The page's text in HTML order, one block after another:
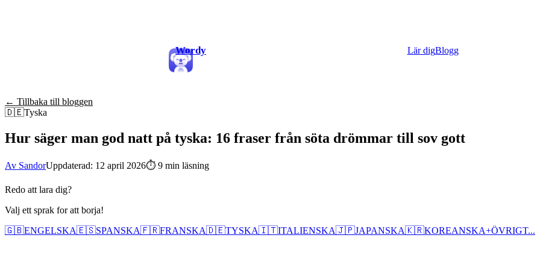
Wordy Lär digBlogg
← Tillbaka till bloggen
🇩🇪Tyska
Hur säger man god natt på tyska: 16 fraser från söta drömmar till sov gott
Av SandorUppdaterad: 12 april 2026⏱ 9 min läsning
Redo att lara dig?
Valj ett sprak for att borja!
🇬🇧ENGELSKA🇪🇸SPANSKA🇫🇷FRANSKA🇩🇪TYSKA🇮🇹ITALIENSKA🇯🇵JAPANSKA🇰🇷KOREANSKA+ÖVRIGT...